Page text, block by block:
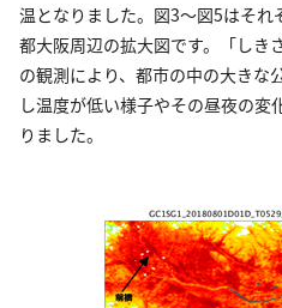
温となりました。図3～図5はそ
都大阪周辺の拡大図です。「しき
の観測により、都市の中の大きな
し温度が低い様子やその昼夜の変
りました。